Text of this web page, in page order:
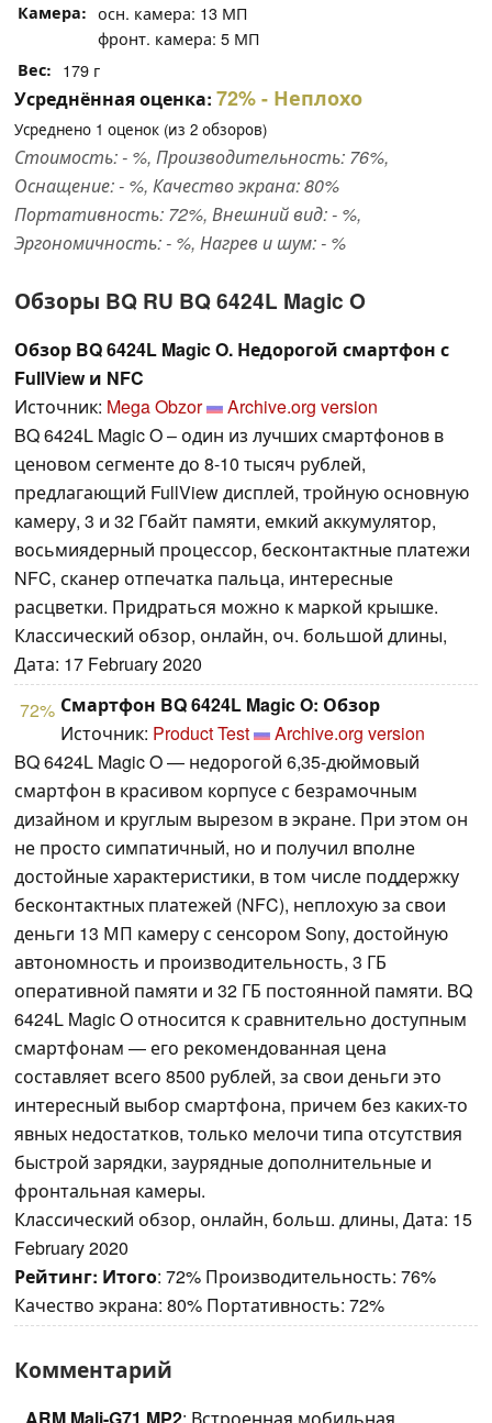
Камера
осн. камера: 13 МП
фронт. камера: 5 МП
Вес 179 г
Усреднённая оценка: 72%- Неплохо
Усреднено 1 оценок (из 2 обзоров)
Стоимость: - %, Производительность: 76%,
Оснащение: - %, Качество экрана: 80%
Портативность: 72%, Внешний вид: - %,
Эргономичность: - %, Нагрев и шум: - %
Обзоры BQ RU BQ 6424L Magic O
Обзор BQ 6424L Magic O. Недорогой смартфон с
FullView и NFC
Источник: Mega Obzor
Archive.org version
BQ 6424L Magic O – один из лучших смартфонов в
ценовом сегменте до 8-10 тысяч рублей,
предлагающий FullView дисплей, тройную основную
камеру, 3 и 32 Гбайт памяти, емкий аккумулятор,
восьмиядерный процессор, бесконтактные платежи
NFC, сканер отпечатка пальца, интересные
расцветки. Придраться можно к маркой крышке.
Классический обзор, онлайн, оч. большой длины,
Дата: 17 February 2020
72% Смартфон BQ 6424L Magic O: Обзор
Источник: Product Test
Archive.org version
BQ 6424L Magic O — недорогой 6,35-дюймовый
смартфон в красивом корпусе с безрамочным
дизайном и круглым вырезом в экране. При этом он
не просто симпатичный, но и получил вполне
достойные характеристики, в том числе поддержку
бесконтактных платежей (NFC), неплохую за свои
деньги 13 МП камеру с сенсором Sony, достойную
автономность и производительность, 3 ГБ
оперативной памяти и 32 ГБ постоянной памяти. BQ
6424L Magic O относится к сравнительно доступным
смартфонам — его рекомендованная цена
составляет всего 8500 рублей, за свои деньги это
интересный выбор смартфона, причем без каких-то
явных недостатков, только мелочи типа отсутствия
быстрой зарядки, заурядные дополнительные и
фронтальная камеры.
Классический обзор, онлайн, больш. длины, Дата: 15
February 2020
Рейтинг: Итого: 72% Производительность: 76%
Качество экрана: 80% Портативность: 72%
Комментарий